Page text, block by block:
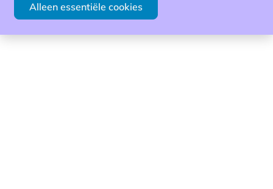
Alleen essentiële cookies